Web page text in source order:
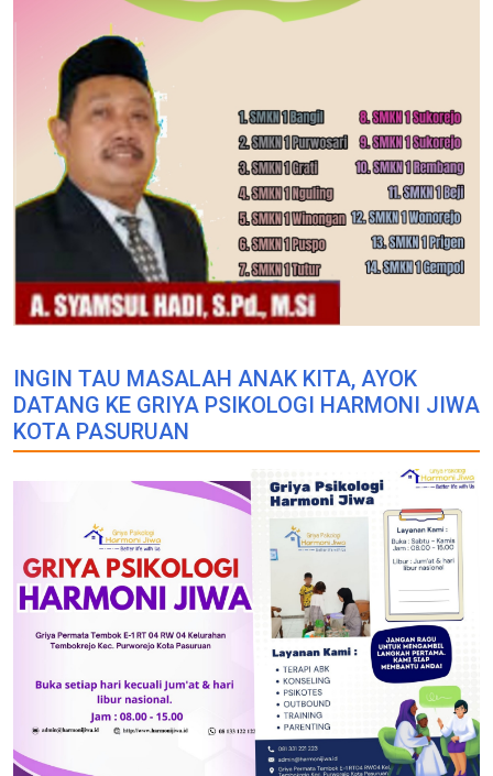
INGIN TAU MASALAH ANAK KITA, AYOK
DATANG KE GRIYA PSIKOLOGI HARMONI JIWA
KOTA PASURUAN